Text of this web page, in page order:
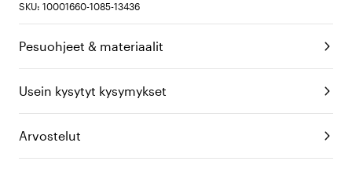
SKU: 10001660-1085-13436
Pesuohjeet & materiaalit
Usein kysytyt kysymykset
Arvostelut